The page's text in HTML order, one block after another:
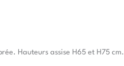
Hauteurs assise H65 et H75 cm.